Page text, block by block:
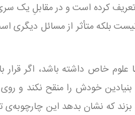
کرده است و در مقابلِ یک
نیست بلکه متأثر از مسائل
خاص داشته باشد، اگر قرار
خودش را منقح نکند و روی
که نشان بدهد این چارچوبه‌ی